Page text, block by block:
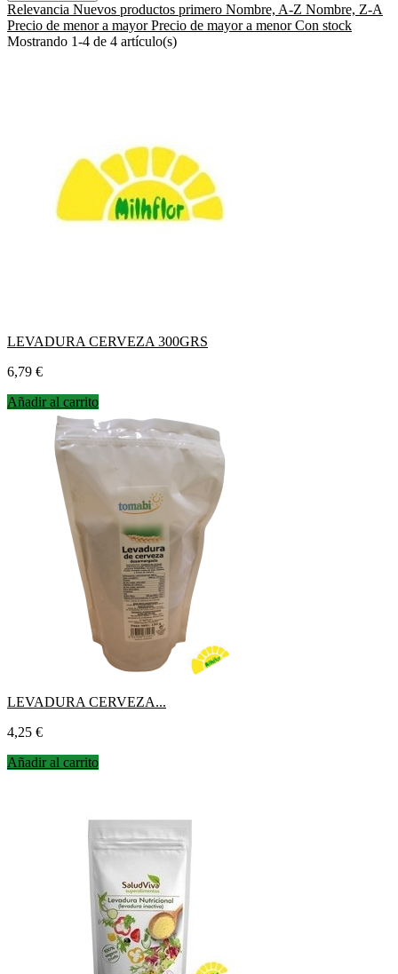
Relevancia Nuevos productos primero Nombre, A-Z Nombre, Z-A
Precio de menor a mayorPrecio de mayor a menorCon stock
Mostrando 1-4 de 4 artículo(s)
LEVADURA CERVEZA 300GRS
Precio
6,79 €
Añadir al carrito
LEVADURA CERVEZA...
Precio
4,25 €
Añadir al carrito